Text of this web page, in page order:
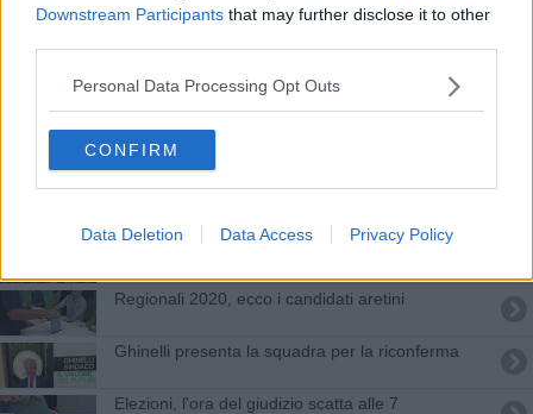
Downstream Participants that may further disclose it to other
Personal Data Processing Opt Outs
CONFIRM
Data Deletion Data Access Privacy Policy
​La Ginnastica Petrarca incanta al Gran Prix
Il Ct Giotto cresce e schiera quattordici squadre
​Il Giotto sfoggia le sue sette squadre giovanili
Ora Ghinelli, qualcuno va e qualcuno viene
Regionali 2020, ecco i candidati aretini
Ghinelli presenta la squadra per la riconferma
Elezioni, l'ora del giudizio scatta alle 7